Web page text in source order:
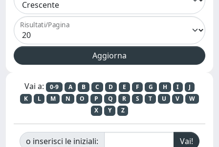
Risultati/Pagina
Vai a: 0-9 A B C D E F G H I
J
K
L M N O P Q R S T U V
W
X
Y Z
o inserisci le iniziali: